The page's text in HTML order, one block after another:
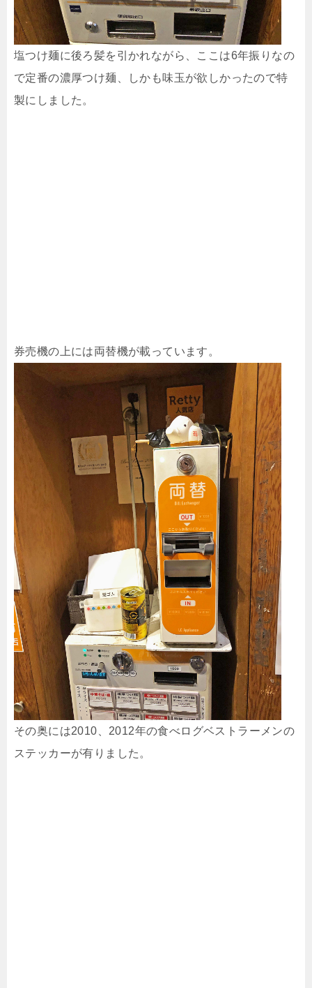
塩つけ麺に後ろ髪を引かれながら、ここは6年振りなの
で定番の濃厚つけ麺、しかも味玉が欲しかったので特
製にしました。
券売機の上には両替機が載っています。
その奥には2010、2012年の食べログベストラーメンの
ステッカーが有りました。